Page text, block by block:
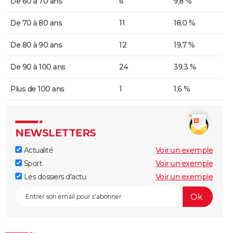
De 70 à 80 ans 11 18,0 %
De 80 à 90 ans 12 19,7 %
De 90 à 100 ans 24 39,3 %
Plus de 100 ans 1 1,6 %
NEWSLETTERS
Actualité
Voir un exemple
Sport
Voir un exemple
Les dossiers d'actu
Voir un exemple